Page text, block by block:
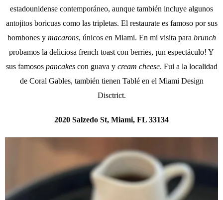
estadounidense contemporáneo, aunque también incluye algunos
antojitos boricuas como las tripletas. El restaurate es famoso por sus
bombones y macarons, únicos en Miami. En mi visita para brunch
probamos la deliciosa french toast con berries, ¡un espectáculo! Y
sus famosos pancakescon guava y cream cheese. Fui a la localidad
de Coral Gables, también tienen Tablé en el Miami Design
Disctrict.
2020 Salzedo St, Miami, FL 33134